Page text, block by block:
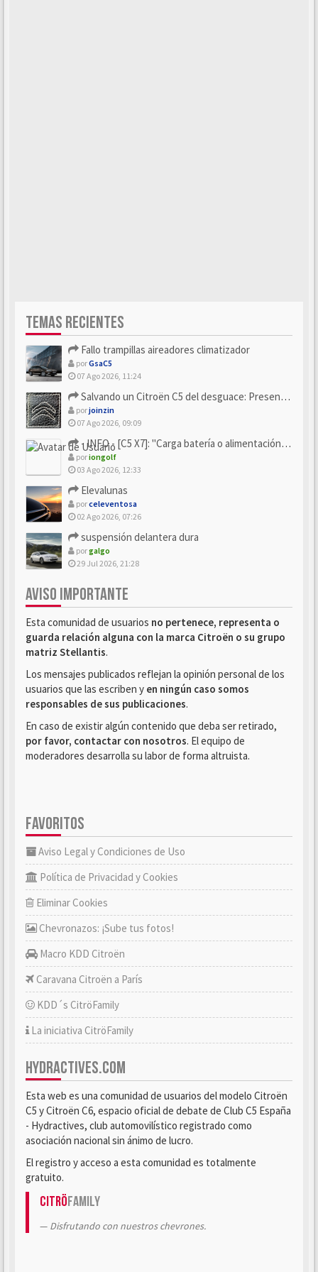
TEMAS RECIENTES
Fallo trampillas aireadores climatizador
porGsaC5
07 Ago 2026, 11:24
Salvando un Citroën C5 del desguace: Presentación y seguimiento
porjoinzin
07 Ago 2026, 09:09
- INFO - [C5 X7]: "Carga batería o alimentación eléctri...
poriongolf
03 Ago 2026, 12:33
Elevalunas
porceleventosa
02 Ago 2026, 07:26
suspensión delantera dura
porgalgo
29 Jul 2026, 21:28
AVISO IMPORTANTE
Esta comunidad de usuarios no pertenece, representa o
guarda relación alguna con la marca Citroën o su grupo
matriz Stellantis.
Los mensajes publicados reflejan la opinión personal de los
usuarios que las escriben y en ningún caso somos
responsables de sus publicaciones.
En caso de existir algún contenido que deba ser retirado,
por favor, contactar con nosotros. El equipo de
moderadores desarrolla su labor de forma altruista.
FAVORITOS
Aviso Legal y Condiciones de Uso
Política de Privacidad y Cookies
Eliminar Cookies
Chevronazos: ¡Sube tus fotos!
Macro KDD Citroën
Caravana Citroën a París
KDD´s CitröFamily
La iniciativa CitröFamily
HYDRACTIVES.COM
Esta web es una comunidad de usuarios del modelo Citroën
C5 y Citroën C6, espacio oficial de debate de Club C5 España
- Hydractives, club automovilístico registrado como
asociación nacional sin ánimo de lucro.
El registro y acceso a esta comunidad es totalmente
gratuito.
CitröFamily
Disfrutando con nuestros chevrones.